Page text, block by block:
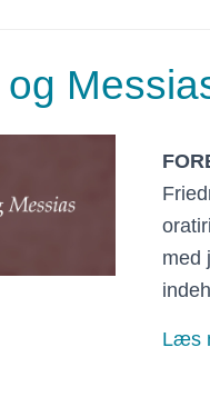
med
Læs